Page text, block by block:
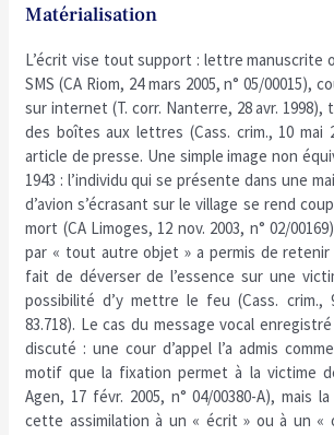
Matérialisation
L’écrit vise tout support : lettre manuscrite
SMS (CA Riom, 24 mars 2005, n° 05/00015),
sur internet (T. corr. Nanterre, 28 avr.
des boîtes aux lettres (Cass. crim., 10 mai
article de presse. Une simple image non
1943 : l’individu qui se présente dans une
d’avion s’écrasant sur le village se rend
mort (CA Limoges, 12 nov. 2003, n° 02/
par « tout autre objet » a permis de retenir
fait de déverser de l’essence sur une
possibilité d’y mettre le feu (Cass. crim.,
83.718). Le cas du message vocal
discuté : une cour d’appel l’a admis
motif que la fixation permet à la victime
Agen, 17 févr. 2005, n° 04/00380-A), mais
cette assimilation à un « écrit » ou à un «